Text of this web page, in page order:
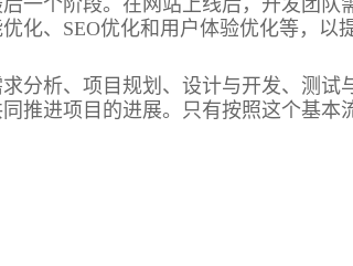
一个阶段。在网站上线后，开发团
化、SEO优化和用户体验优化等，以
分析、项目规划、设计与开发、测
推进项目的进展。只有按照这个基